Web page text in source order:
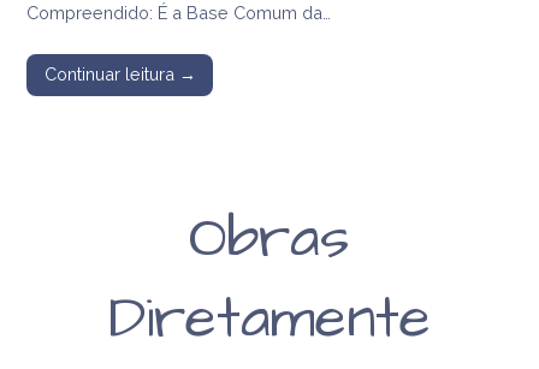
Compreendido: É a Base Comum da…
Continuar leitura →
Obras
Diretamente